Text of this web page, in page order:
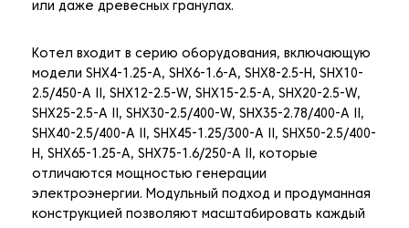
или даже древесных гранулах.
Котел входит в серию оборудования, включающую
модели SHX4-1.25-A, SHX6-1.6-A, SHX8-2.5-H, SHX10-
2.5/450-A II, SHX12-2.5-W, SHX15-2.5-A, SHX20-2.5-W,
SHX25-2.5-A II, SHX30-2.5/400-W, SHX35-2.78/400-A II,
SHX40-2.5/400-A II, SHX45-1.25/300-A II, SHX50-2.5/400-
H, SHX65-1.25-A, SHX75-1.6/250-A II, которые
отличаются мощностью генерации
электроэнергии. Модульный подход и продуманная
конструкцией позволяют масштабировать каждый